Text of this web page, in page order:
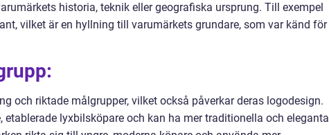
historia, teknik eller geografiska ursprung. Till exempel
vilket är en hyllning till varumärkets grundare, som var känd för
och riktade målgrupper, vilket också påverkar deras logodesign.
lyxbilsköpare och kan ha mer traditionella och eleganta